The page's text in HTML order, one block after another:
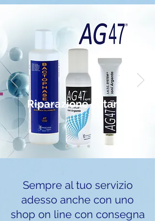
Riparazione cutanea
Sempre al tuo servizio
adesso anche con uno
shop on line con consegna